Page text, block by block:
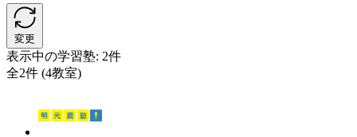
変更
表示中の学習塾: 2件
全2件 (4教室)